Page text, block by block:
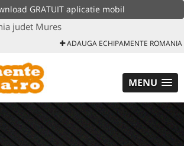
GRATUIT aplicatie mobil
judet Mures
ADAUGA ECHIPAMENTE ROMANIA
MENU